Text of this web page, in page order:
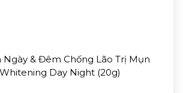
& Đêm Chống Lão Trị Mụn
Day Night (20g)